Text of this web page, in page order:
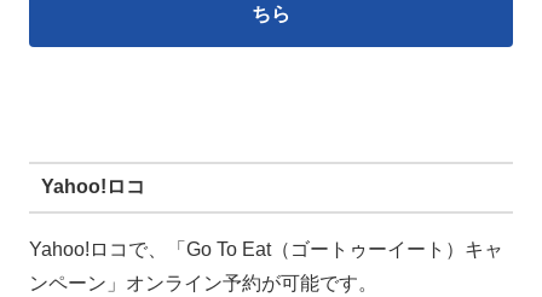
ちら
Yahoo!ロコ
Yahoo!ロコで、「Go To Eat（ゴートゥーイート）キャ
ンペーン」オンライン予約が可能です。